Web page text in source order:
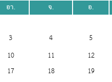
อา.
จ. อ.
3 4
5
10
11
12
17
18
19